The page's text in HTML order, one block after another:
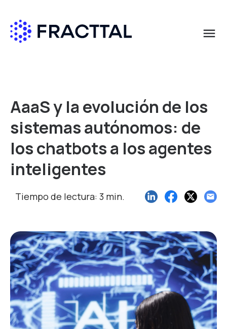
menu
AaaS y la evolución de los
sistemas autónomos: de
los chatbots a los agentes
inteligentes
Tiempo de lectura: 3 min.